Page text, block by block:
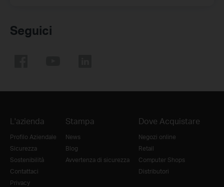
Seguici
L'azienda
Profilo Aziendale
Sicurezza
Sostenibilità
Contattaci
Privacy
Stampa
News
Blog
Avvertenza di sicurezza
Dove Acquistare
Negozi online
Retail
Computer Shops
Distributori